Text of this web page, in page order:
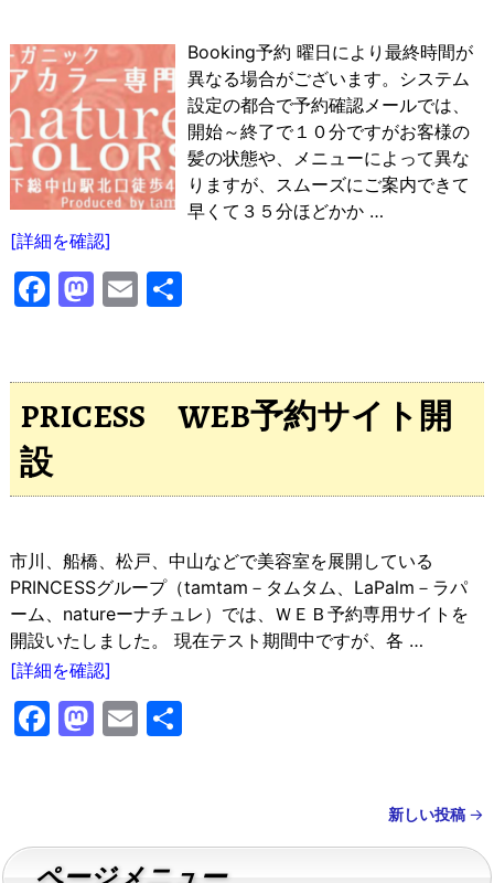
Booking予約 曜日により最終時間が
異なる場合がございます。システム
設定の都合で予約確認メールでは、
開始～終了で１０分ですがお客様の
髪の状態や、メニューによって異な
りますが、スムーズにご案内できて
早くて３５分ほどかか …
[詳細を確認]
F
e
b
o
o
M
o
d
n
E
l
共
PRICESS WEB予約サイト開
設
市川、船橋、松戸、中山などで美容室を展開している
PRINCESSグループ（tamtam－タムタム、LaPalm－ラパ
ーム、natureーナチュレ）では、ＷＥＢ予約専用サイトを
開設いたしました。 現在テスト期間中ですが、各 …
[詳細を確認]
F
b
M
d
E 共
新しい投稿 →